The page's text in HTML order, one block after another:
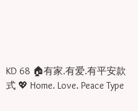
KD 68 🏠有家.有爱.有平安款
式 💖 Home. Love. Peace Type